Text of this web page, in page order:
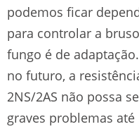
podemos ficar
para controlar a
fungo é de
no futuro, a
2NS/2AS não possa
graves problemas